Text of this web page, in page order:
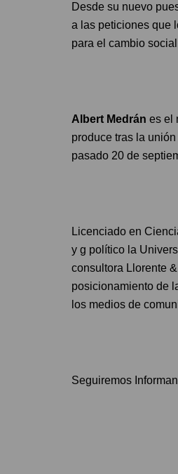
Desde su nuevo
a las peticiones que
para el cambio
Albert Medrán es el
produce tras la
pasado 20 de
Licenciado en
y g político la
consultora Llorente
posicionamiento de
los medios de
Seguiremos